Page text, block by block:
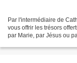
Par l'intermédiaire de
vous offrir les trésors
par Marie, par Jésus ou